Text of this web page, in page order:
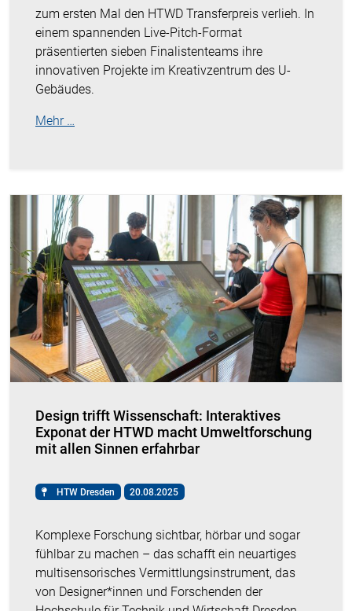
zum ersten Mal den HTWD Transferpreis verlieh. In
einem spannenden Live-Pitch-Format
präsentierten sieben Finalistenteams ihre
innovativen Projekte im Kreativzentrum des U-
Gebäudes.
Mehr …
Design trifft Wissenschaft: Interaktives
Exponat der HTWD macht Umweltforschung
mit allen Sinnen erfahrbar
HTW Dresden 20.08.2025
Komplexe Forschung sichtbar, hörbar und sogar
fühlbar zu machen – das schafft ein neuartiges
multisensorisches Vermittlungsinstrument, das
von Designer*innen und Forschenden der